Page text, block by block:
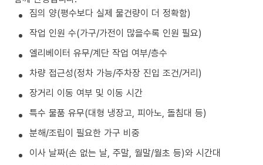
짐의 양(평수보다 실제 물건량이 더 정확함)
작업 인원 수(가구/가전이 많을수록 인원 필요)
엘리베이터 유무/계단 작업 여부/층수
차량 접근성(정차 가능/주차장 진입 조건/거리)
장거리 이동 여부 및 이동 시간
특수 물품 유무(대형 냉장고, 피아노, 돌침대 등)
분해/조립이 필요한 가구 비중
이사 날짜(손 없는 날, 주말, 월말/월초 등)와 시간대